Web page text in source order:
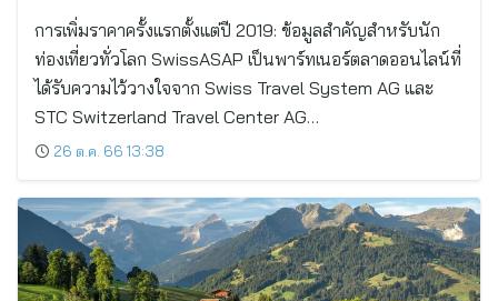
การเพิ่มราคาครั้งแรกตั้งแต่ปี 2019: ข้อมูลสำคัญสำหรับนัก
ท่องเที่ยวทั่วโลก SwissASAP เป็นพาร์ทเนอร์ตลาดออนไลน์ที่
ได้รับความไว้วางใจจาก Swiss Travel System AG และ
STC Switzerland Travel Center AG…
26 ต.ค. 66 13:38